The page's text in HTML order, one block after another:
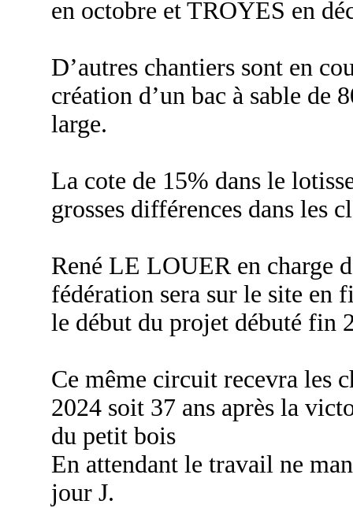
en octobre et TROYES en
D’autres chantiers sont en
création d’un bac à sable de
large.
La cote de 15% dans le
grosses différences dans les
René LE LOUER en charge
fédération sera sur le site en
le début du projet débuté fin
Ce même circuit recevra les
2024 soit 37 ans après la
du petit bois
En attendant le travail ne
jour J.